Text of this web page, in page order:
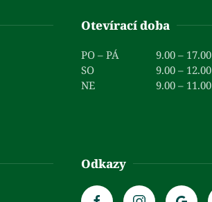
Otevírací doba
PO – PÁ
9.00 – 17.00
SO
9.00 – 12.00
NE
9.00 – 11.00
Odkazy